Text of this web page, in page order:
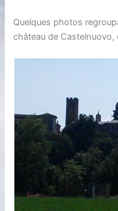
Quelques photos
château de Castelnuovo,